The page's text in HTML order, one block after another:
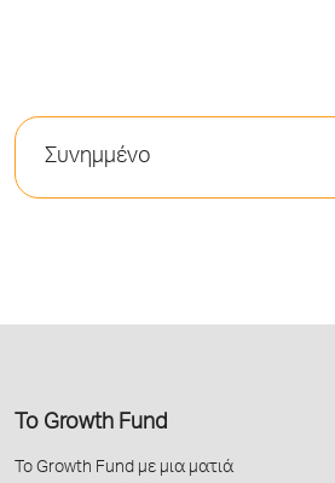
Συνημμένο
Το Growth Fund
Το Growth Fund με μια ματιά